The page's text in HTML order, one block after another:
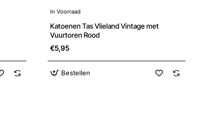
In Voorraad
Katoenen Tas Vlieland Vintage met
Vuurtoren Rood
€5,95
Bestellen